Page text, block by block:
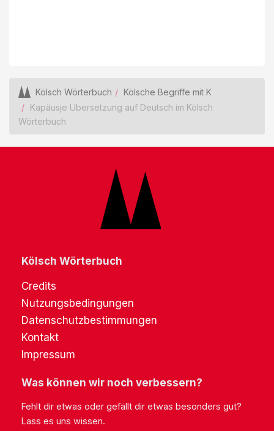
Kölsch Wörterbuch
Kölsche Begriffe mit K
Kapäusje Übersetzung auf Deutsch im Kölsch
Wörterbuch
Kölsch Wörterbuch
Credits
Nutzungsbedingungen
Datenschutzbestimmungen
Kontakt
Impressum
Was können wir noch verbessern?
Fehlt dir etwas oder gefällt dir etwas besonders gut?
Lass es uns wissen.